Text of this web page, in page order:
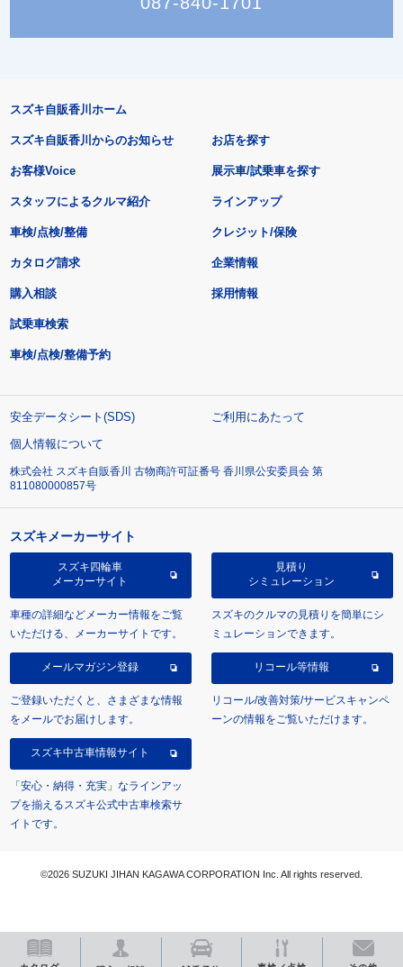
スズキ自販香川ホーム
スズキ自販香川からのお知らせ
お客様Voice
スタッフによるクルマ紹介
お店を探す
展示車/試乗車を探す
ラインアップ
車検/点検/整備 クレジット/保険
カタログ請求
購入相談
試乗車検索
車検/点検/整備予約
企業情報
採用情報
安全データシート(SDS)
ご利用にあたって
個人情報について
株式会社 スズキ自販香川 古物商許可証番号 香川県公安委員会 第
811080000857号
スズキメーカーサイト
スズキ四輪車
メーカーサイト
車種の詳細などメーカー情報をご覧
いただける、メーカーサイトです。
見積り
シミュレーション
スズキのクルマの見積りを簡単にシ
ミュレーションできます。
メールマガジン登録
ご登録いただくと、さまざまな情報
をメールでお届けします。
リコール等情報
リコール/改善対策/サービスキャンペ
ーンの情報をご覧いただけます。
スズキ中古車情報サイト
「安心・納得・充実」なラインアッ
プを揃えるスズキ公式中古車検索サ
イトです。
©2026 SUZUKI JIHAN KAGAWA CORPORATION Inc. All rights reserved.